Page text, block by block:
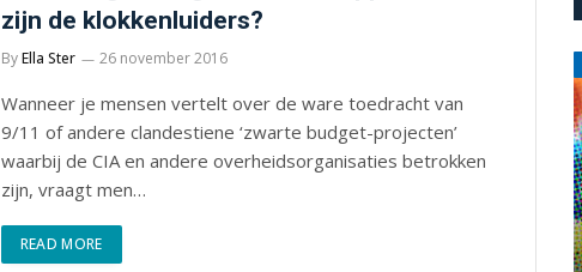
zijn de klokkenluiders?
By Ella Ster 26 november 2016
Wanneer je mensen vertelt over de ware toedracht van
9/11 of andere clandestiene ‘zwarte budget-projecten’
waarbij de CIA en andere overheidsorganisaties betrokken
zijn, vraagt men…
READ MORE